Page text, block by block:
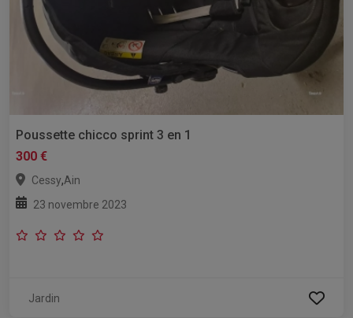
Poussette chicco sprint 3 en 1
300 €
Cessy,Ain
23 novembre 2023
Jardin